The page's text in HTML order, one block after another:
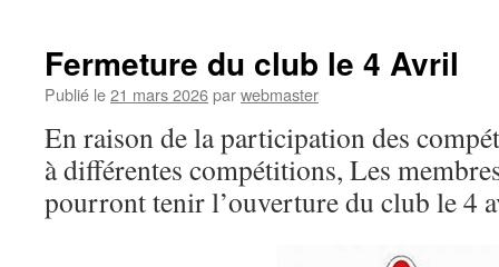
Fermeture du club le 4 Avril
Publié le21 mars 2026parwebmaster
En raison de la participation des
à différentes compétitions, Les
pourront tenir l’ouverture du club le 4